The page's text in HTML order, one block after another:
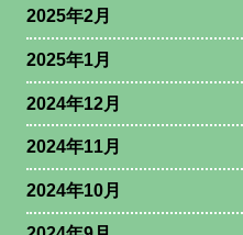
2025年2月
2025年1月
2024年12月
2024年11月
2024年10月